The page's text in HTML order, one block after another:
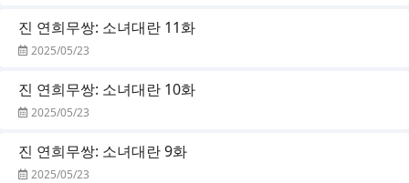
진 연희무쌍: 소녀대란 11화
2025/05/23
진 연희무쌍: 소녀대란 10화
2025/05/23
진 연희무쌍: 소녀대란 9화
2025/05/23